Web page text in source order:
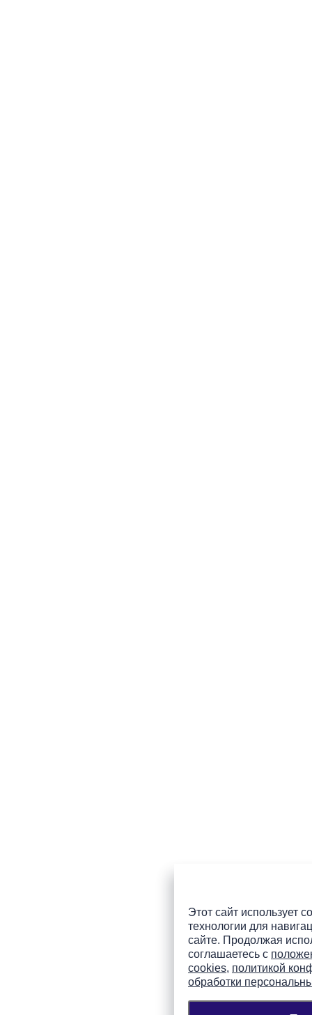
Этот сайт использует
технологии для
сайте. Продолжая
соглашаетесь с
cookies, политикой
обработки